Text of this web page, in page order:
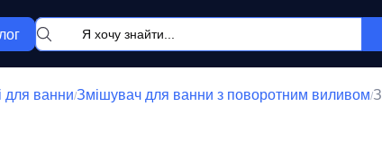
для ванни/Змішувач для ванни з поворотним виливом/